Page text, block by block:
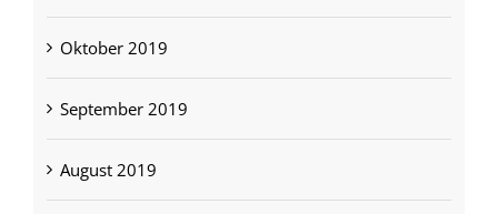
Oktober 2019
September 2019
August 2019